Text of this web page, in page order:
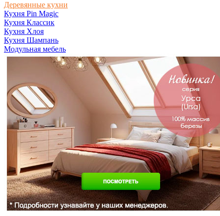
Деревянные кухни
Кухня Pin Magic
Кухня Классик
Кухня Хлоя
Кухня Шампань
Модульная мебель